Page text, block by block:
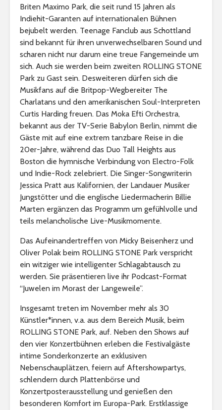
Briten Maximo Park, die seit rund 15 Jahren als
Indiehit-Garanten auf internationalen Bühnen
bejubelt werden. Teenage Fanclub aus Schottland
sind bekannt für ihren unverwechselbaren Sound und
scharen nicht nur darum eine treue Fangemeinde um
sich. Auch sie werden beim zweiten ROLLING STONE
Park zu Gast sein. Desweiteren dürfen sich die
Musikfans auf die Britpop-Wegbereiter The
Charlatans und den amerikanischen Soul-Interpreten
Curtis Harding freuen. Das Moka Efti Orchestra,
bekannt aus der TV-Serie Babylon Berlin, nimmt die
Gäste mit auf eine extrem tanzbare Reise in die
20er-Jahre, während das Duo Tall Heights aus
Boston die hymnische Verbindung von Electro-Folk
und Indie-Rock zelebriert. Die Singer-Songwriterin
Jessica Pratt aus Kalifornien, der Landauer Musiker
Jungstötter und die englische Liedermacherin Billie
Marten ergänzen das Programm um gefühlvolle und
teils melancholische Live-Musikmomente.
Das Aufeinandertreffen von Micky Beisenherz und
Oliver Polak beim ROLLING STONE Park verspricht
ein witziger wie intelligenter Schlagabtausch zu
werden. Sie präsentieren live ihr Podcast-Format
“Juwelen im Morast der Langeweile”.
Insgesamt treten im November mehr als 30
Künstler*innen, v.a. aus dem Bereich Musik, beim
ROLLING STONE Park, auf. Neben den Shows auf
den vier Konzertbühnen erleben die Festivalgäste
intime Sonderkonzerte an exklusiven
Nebenschauplätzen, feiern auf Aftershowpartys,
schlendern durch Plattenbörse und
Konzertposterausstellung und genießen den
besonderen Komfort im Europa-Park. Erstklassige